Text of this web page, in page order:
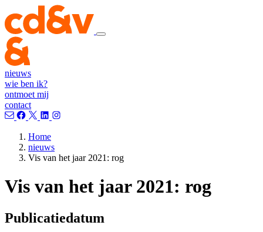
nieuws
wie ben ik?
ontmoet mij
contact
Home
nieuws
Vis van het jaar 2021: rog
Vis van het jaar 2021: rog
Publicatiedatum